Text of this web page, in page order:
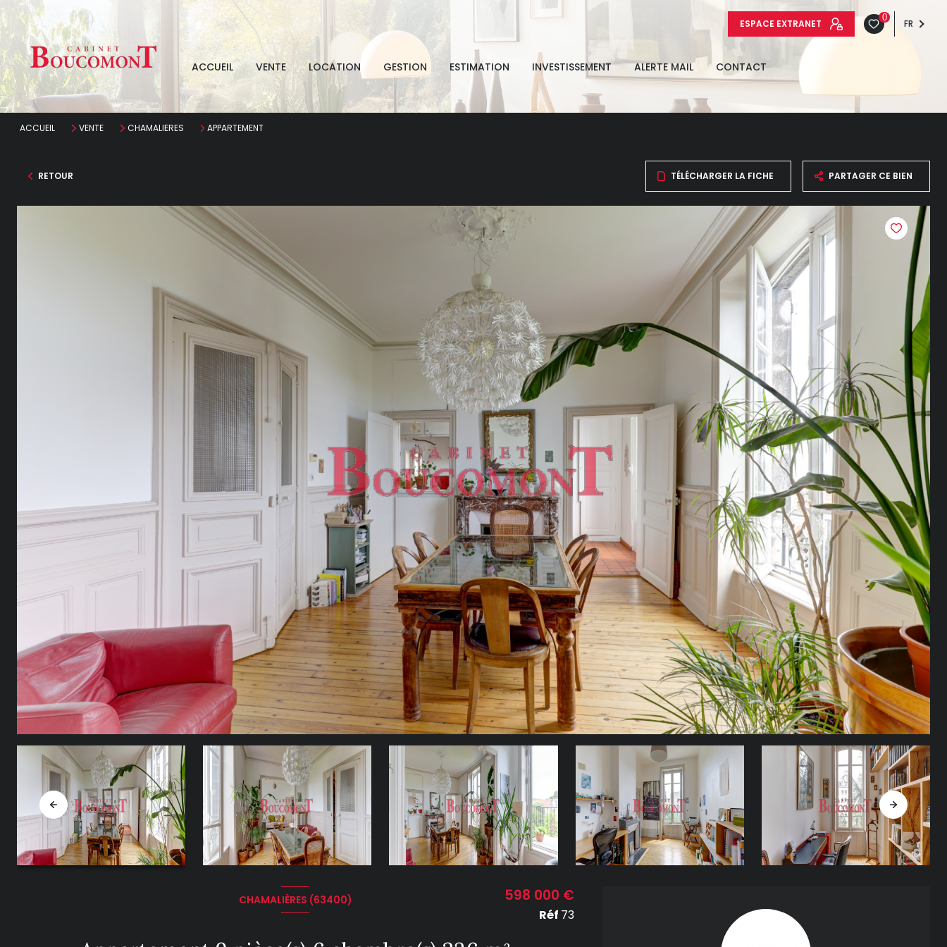
ESPACE EXTRANET
0
FR
ACCUEIL VENTE LOCATION GESTION ESTIMATION INVESTISSEMENT ALERTE MAIL CONTACT
ACCUEIL VENTE CHAMALIERES APPARTEMENT
RETOUR TÉLÉCHARGER LA FICHE PARTAGER CE BIEN
CHAMALIÈRES (63400) 598 000 €
Réf 73